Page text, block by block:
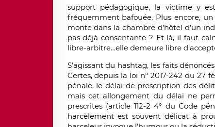
support pédagogique, la victime y
fréquemment bafouée. Plus encore,
monte dans la chambre d’hôtel d’un
pas déjà consentante ? Et là, il faut
libre-arbitre…elle demeure libre
S’agissant du hashtag, les faits
Certes, depuis la loi n° 2017-242 du 27
pénale, le délai de prescription des
mais cet allongement du délai ne
prescrites (article 112-2 4° du Code
harcèlement est souvent délicat à